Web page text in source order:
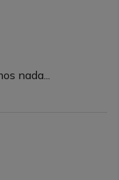
nada...